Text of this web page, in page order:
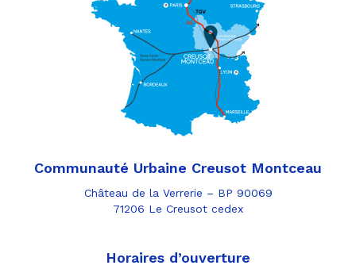
Communauté Urbaine Creusot Montceau
Château de la Verrerie – BP 90069
71206 Le Creusot cedex
Horaires d’ouverture